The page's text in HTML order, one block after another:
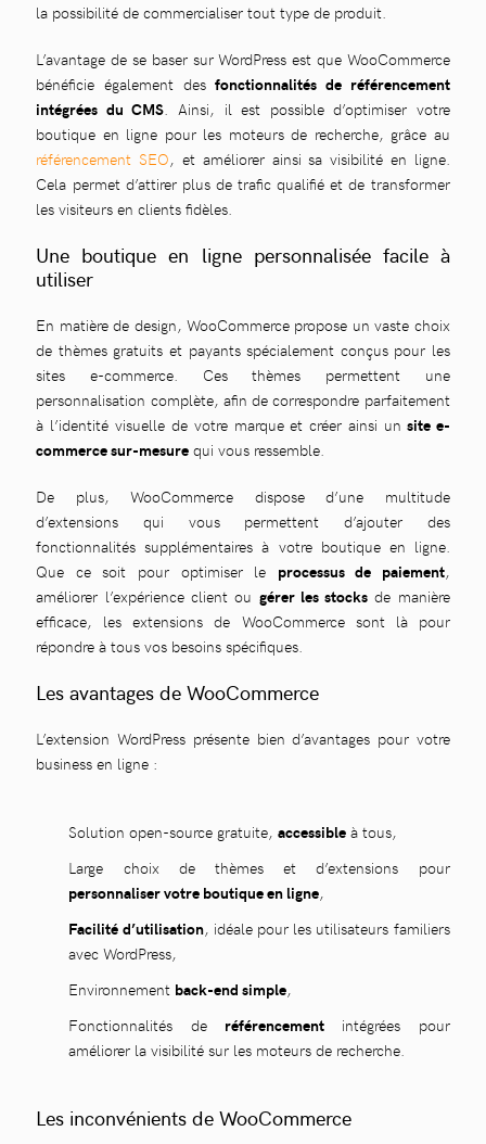
la possibilité de commercialiser tout type de produit.
L’avantage de se baser sur WordPress est que WooCommerce
bénéficie également desfonctionnalités de référencement
intégrées du CMS. Ainsi, il est possible d’optimiser votre
boutique en ligne pour les moteurs de recherche, grâce au
référencement SEO, et améliorer ainsi sa visibilité en ligne.
Cela permet d’attirer plus de trafic qualifié et de transformer
les visiteurs en clients fidèles.
Une boutique en ligne personnalisée facile à
utiliser
En matière de design, WooCommerce propose un vaste choix
de thèmes gratuits et payants spécialement conçus pour les
sites e-commerce. Ces thèmes permettent une
personnalisation complète, afin de correspondre parfaitement
à l’identité visuelle de votre marque et créer ainsi un site e-
commerce sur-mesure qui vous ressemble.
De plus, WooCommerce dispose d’une multitude
d’extensions qui vous permettent d’ajouter des
fonctionnalités supplémentaires à votre boutique en ligne.
Que ce soit pour optimiser le processus de paiement,
améliorer l’expérience client ou gérer les stocks de manière
efficace, les extensions de WooCommerce sont là pour
répondre à tous vos besoins spécifiques.
Les avantages de WooCommerce
L’extension WordPress présente bien d’avantages pour votre
business en ligne :
Solution open-source gratuite,accessible à tous,
Large choix de thèmes et d’extensions pour
personnaliser votre boutique en ligne,
Facilité d’utilisation, idéale pour les utilisateurs familiers
avec WordPress,
Environnement back-end simple,
Fonctionnalités de référencement intégrées pour
améliorer la visibilité sur les moteurs de recherche.
Les inconvénients de WooCommerce